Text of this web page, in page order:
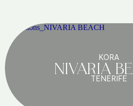
KORA
NIVARIA
TENERIFE